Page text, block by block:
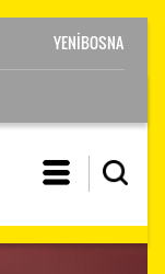
YENİBOSNA